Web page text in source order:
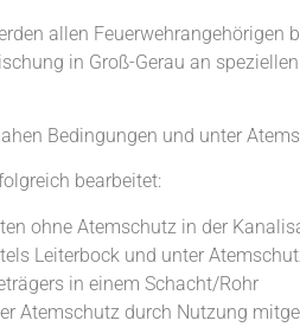
allen Feuerwehrangehörigen
in Groß-Gerau an
Bedingungen und unter
bearbeitet:
ohne Atemschutz in der
Leiterbock und unter
in einem Schacht/Rohr
Atemschutz durch Nutzung